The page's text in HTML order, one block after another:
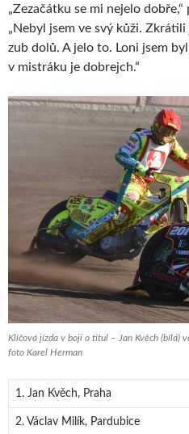
„Zezačátku se mi nejelo dobře,“
„Nebyl jsem ve svý kůži.
zub dolů. A jelo to. Loni jsem
v mistráku je dobrejch.“
Klíčová jízda v boji o titul – Jan Kvěch (bílá)
foto Karel Herman
1. Jan Kvěch, Praha
2. Václav Milík, Pardubice